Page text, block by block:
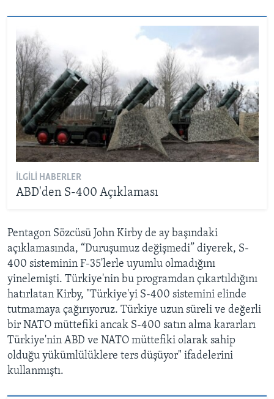
İLGILI HABERLER
ABD'den S-400 Açıklaması
Pentagon Sözcüsü John Kirby de ay başındaki
açıklamasında, “Duruşumuz değişmedi” diyerek, S-
400 sisteminin F-35'lerle uyumlu olmadığını
yinelemişti. Türkiye'nin bu programdan çıkartıldığını
hatırlatan Kirby, "Türkiye'yi S-400 sistemini elinde
tutmamaya çağırıyoruz. Türkiye uzun süreli ve değerli
bir NATO müttefiki ancak S-400 satın alma kararları
Türkiye'nin ABD ve NATO müttefiki olarak sahip
olduğu yükümlülüklere ters düşüyor" ifadelerini
kullanmıştı.